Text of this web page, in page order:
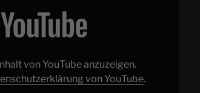
von YouTube anzuzeigen.
von YouTube.